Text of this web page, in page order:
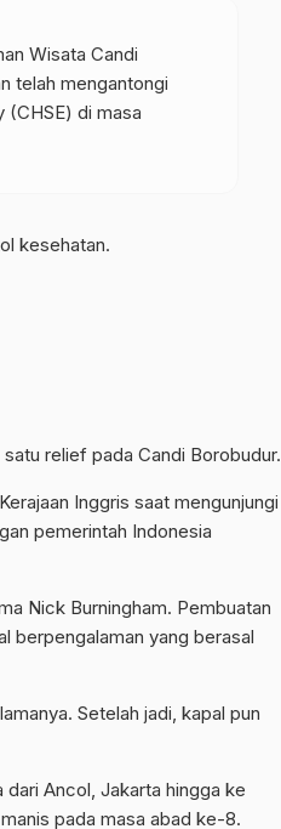
Wisata Candi
telah mengantongi
(CHSE) di masa
kesehatan.
relief pada Candi Borobudur.
Inggris saat mengunjungi
pemerintah Indonesia
Nick Burningham. Pembuatan
berpengalaman yang berasal
Setelah jadi, kapal pun
dari Ancol, Jakarta hingga ke
pada masa abad ke-8.